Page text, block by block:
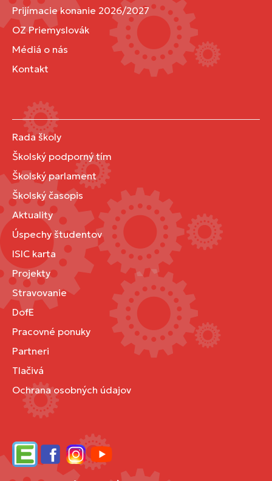
Prijímacie konanie 2026/2027
OZ Priemyslovák
Médiá o nás
Kontakt
Rada školy
Školský podporný tím
Školský parlament
Školský časopis
Aktuality
Úspechy študentov
ISIC karta
Projekty
Stravovanie
DofE
Pracovné ponuky
Partneri
Tlačivá
Ochrana osobných údajov
EdupageFacebookInstagram
YouTube